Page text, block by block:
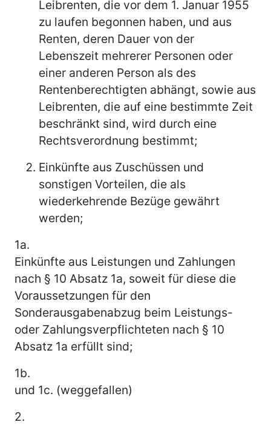
Leibrenten, die vor dem 1. Januar 1955
zu laufen begonnen haben, und aus
Renten, deren Dauer von der
Lebenszeit mehrerer Personen oder
einer anderen Person als des
Rentenberechtigten abhängt, sowie aus
Leibrenten, die auf eine bestimmte Zeit
beschränkt sind, wird durch eine
Rechtsverordnung bestimmt;
Einkünfte aus Zuschüssen und
sonstigen Vorteilen, die als
wiederkehrende Bezüge gewährt
werden;
1a.
Einkünfte aus Leistungen und Zahlungen
nach § 10 Absatz 1a, soweit für diese die
Voraussetzungen für den
Sonderausgabenabzug beim Leistungs-
oder Zahlungsverpflichteten nach § 10
Absatz 1a erfüllt sind;
1b.
und 1c. (weggefallen)
2.